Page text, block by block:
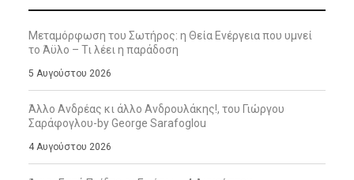
Μεταμόρφωση του Σωτήρος: η Θεία Ενέργεια που υμνεί
το Άϋλο – Τι λέει η παράδοση
5 Αυγούστου 2026
Άλλο Ανδρέας κι άλλο Ανδρουλάκης!, του Γιώργου
Σαράφογλου-by George Sarafoglou
4 Αυγούστου 2026